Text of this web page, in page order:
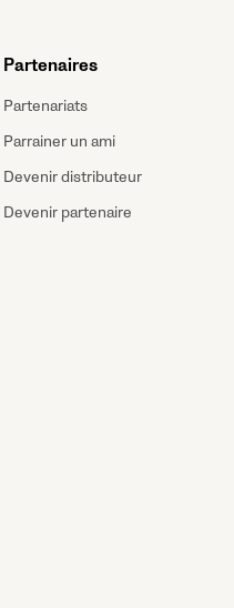
Partenaires
Partenariats
Parrainer un ami
Devenir distributeur
Devenir partenaire